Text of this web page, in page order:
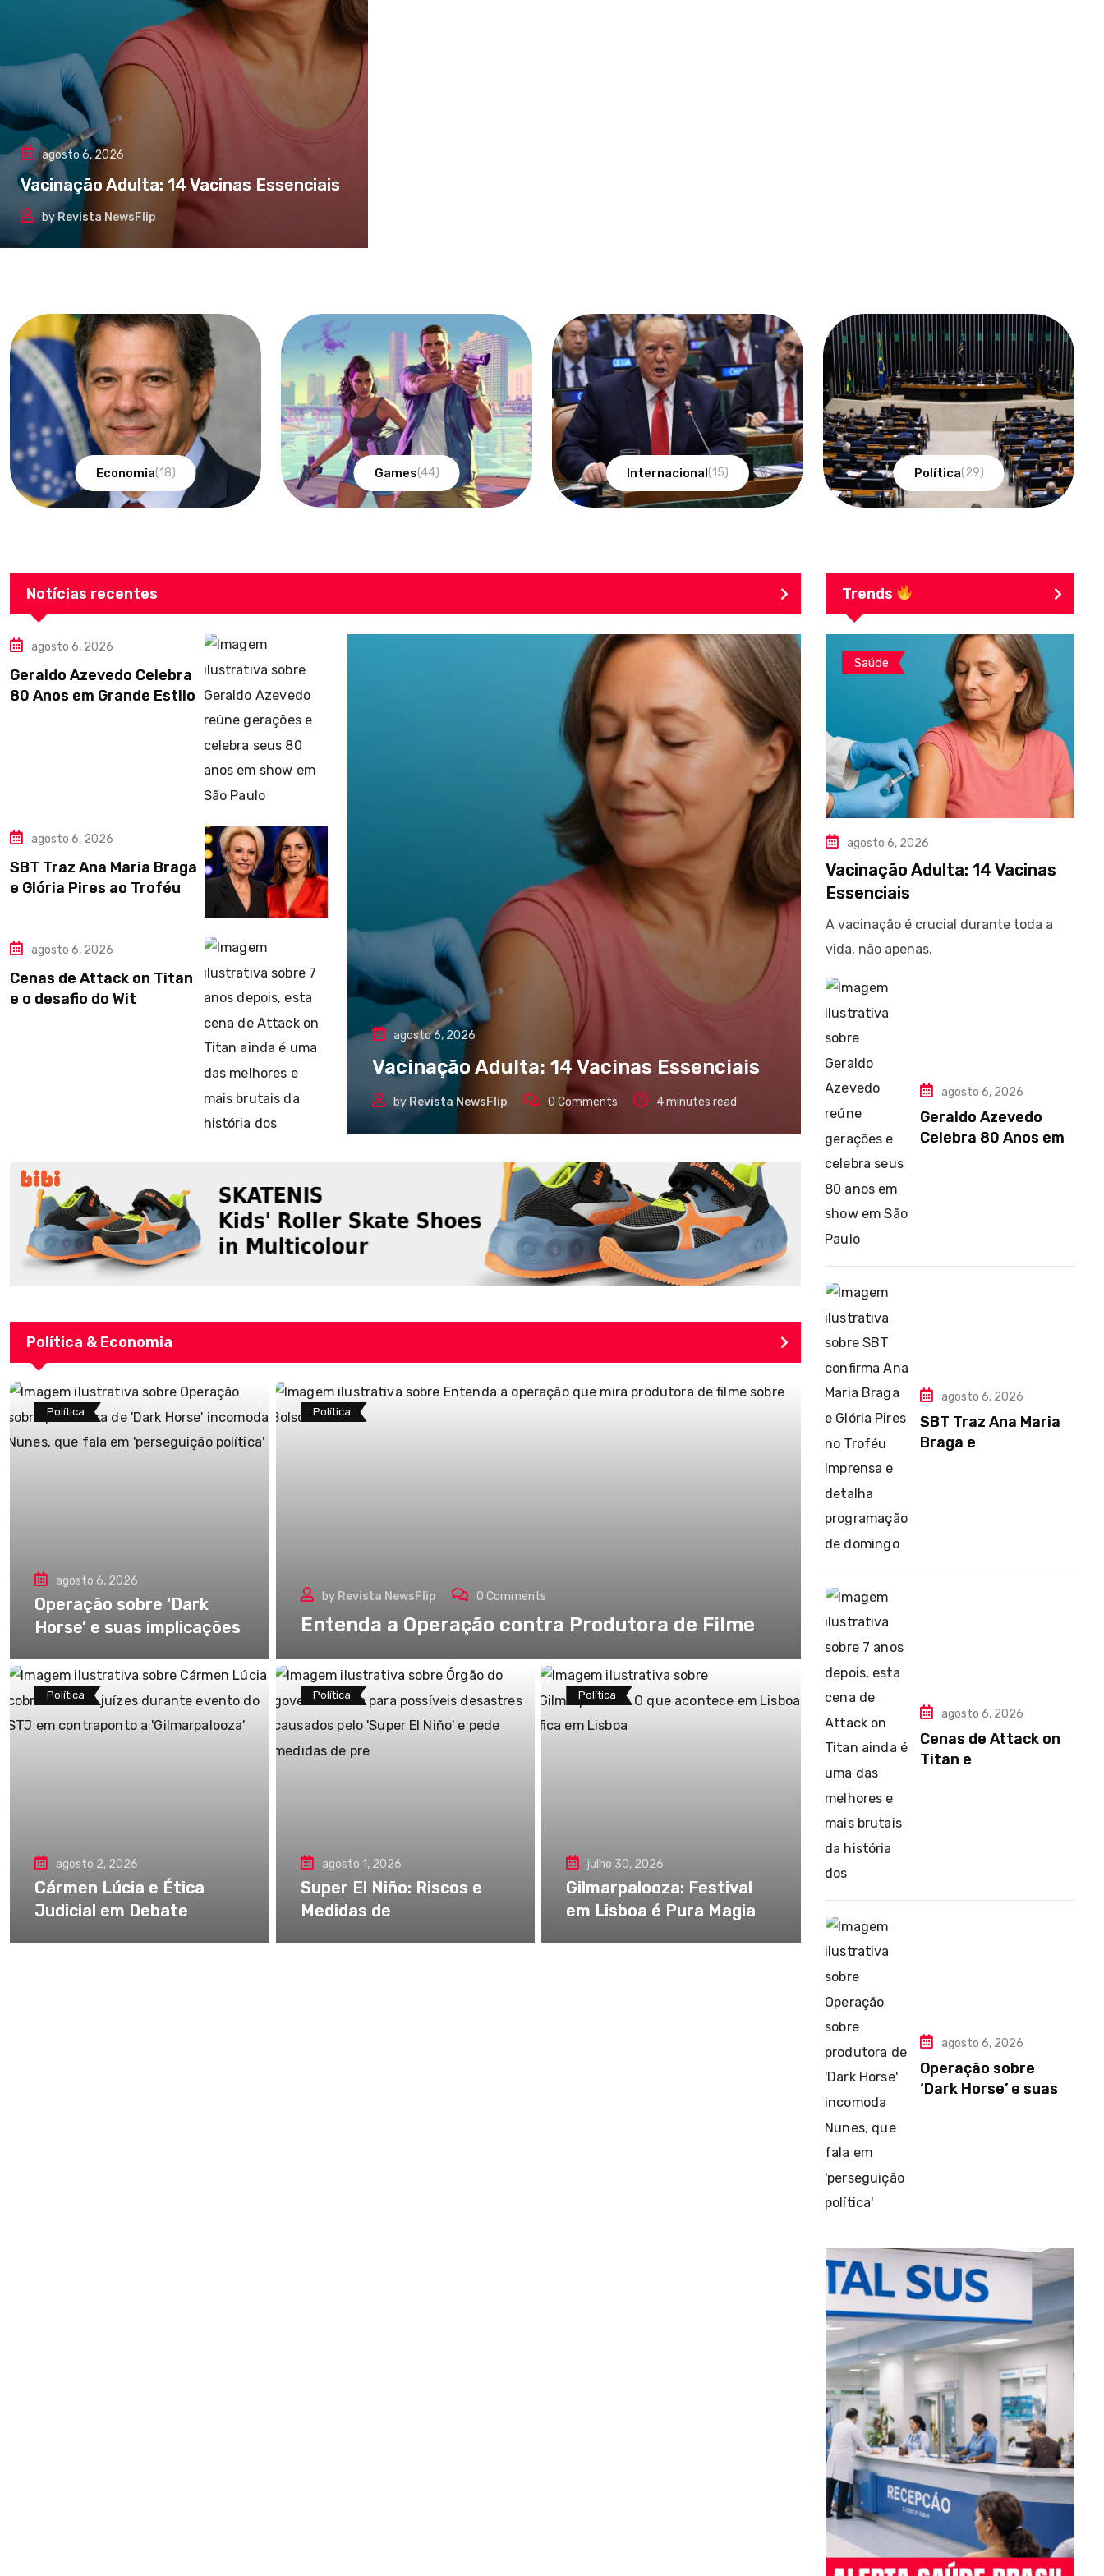
Economia(18) Games(44) Internacional(15) Política(29)
Notícias recentes
agosto 6, 2026
Vacinação Adulta: 14 Vacinas Essenciais
by Revista NewsFlip 0 Comments 4 minutes read
agosto 6, 2026
Geraldo Azevedo Celebra
80 Anos em Grande Estilo
agosto 6, 2026
SBT Traz Ana Maria Braga
e Glória Pires ao Troféu
agosto 6, 2026
Cenas de Attack on Titan
e o desafio do Wit
Política & Economia
Política
agosto 6, 2026
Operação sobre ‘Dark
Horse’ e suas implicações
Política
by Revista NewsFlip 0 Comments
Entenda a Operação contra Produtora de Filme
Política
agosto 2, 2026
Cármen Lúcia e Ética
Judicial em Debate
Política
agosto 1, 2026
Super El Niño: Riscos e
Medidas de
Política
julho 30, 2026
Gilmarpalooza: Festival
em Lisboa é Pura Magia
Trends
Saúde
agosto 6, 2026
Vacinação Adulta: 14 Vacinas
Essenciais
A vacinação é crucial durante toda a
vida, não apenas.
agosto 6, 2026
Geraldo Azevedo
Celebra 80 Anos em
agosto 6, 2026
SBT Traz Ana Maria
Braga e
agosto 6, 2026
Cenas de Attack on
Titan e
agosto 6, 2026
Operação sobre
‘Dark Horse’ e suas